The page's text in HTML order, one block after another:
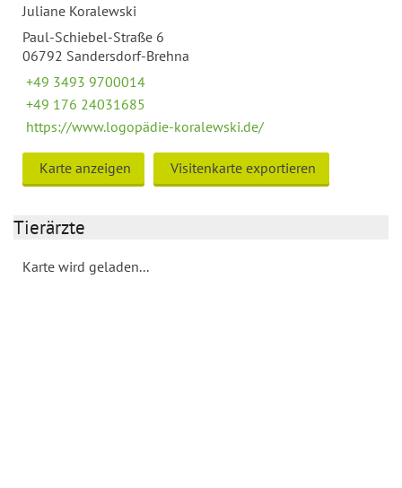
Juliane Koralewski
Paul-Schiebel-Straße 6
06792 Sandersdorf-Brehna
+49 3493 9700014
+49 176 24031685
https://www.logopädie-koralewski.de/
Karte anzeigen Visitenkarte exportieren
Tierärzte
Karte wird geladen...